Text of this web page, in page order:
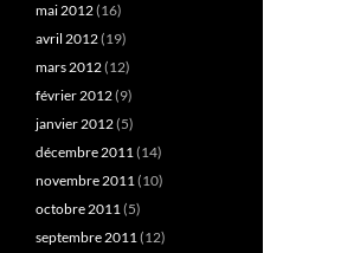
mai 2012(16)
avril 2012(19)
mars 2012(12)
février 2012(9)
janvier 2012(5)
décembre 2011(14)
novembre 2011(10)
octobre 2011(5)
septembre 2011(12)